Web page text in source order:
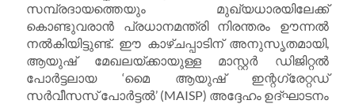
സമ്പ്രദായത്തെയും മുഖ്യധാരയിലേക്ക്
കൊണ്ടുവരാൻ പ്രധാനമന്ത്രി നിരന്തരം ഊന്നൽ
നൽകിയിട്ടുണ്ട്. ഈ കാഴ്ചപ്പാടിന് അനുസൃതമായി,
ആയുഷ് മേഖലയ്ക്കായുള്ള മാസ്റ്റർ ഡിജിറ്റൽ
പോർട്ടലായ ‘മൈ ആയുഷ് ഇന്റഗ്രേറ്റഡ്
സർവീസസ് പോർട്ടൽ’ (MAISP) അദ്ദേഹം ഉദ്ഘാടനം